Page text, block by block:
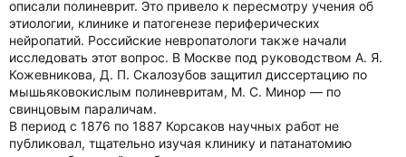
описали полиневрит. Это привело к пересмотру учения об
этиологии, клинике и патогенезе периферических
нейропатий. Российские невропатологи также начали
исследовать этот вопрос. В Москве под руководством А. Я.
Кожевникова, Д. П. Скалозубов защитил диссертацию по
мышьяковокислым полиневритам, М. С. Минор — по
свинцовым параличам.
В период с 1876 по 1887 Корсаков научных работ не
публиковал, тщательно изучая клинику и патанатомию